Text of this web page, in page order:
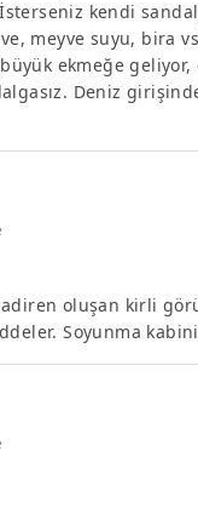
kendi
meyve suyu, bira
ekmeğe
Deniz
oluşan kirli
Soyunma